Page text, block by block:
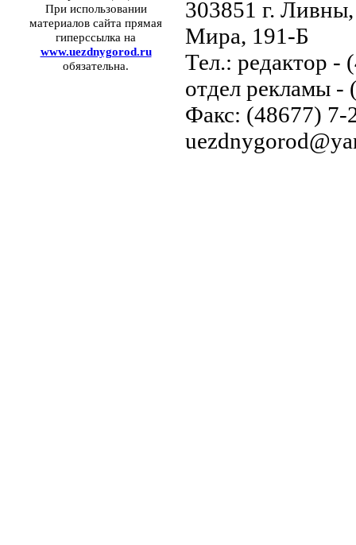
При использовании
материалов сайта прямая
гиперссылка на
www.uezdnygorod.ru
обязательна.
303851 г.
Мира, 191-Б
Тел.: редактор -
отдел рекламы -
Факс: (48677) 7-